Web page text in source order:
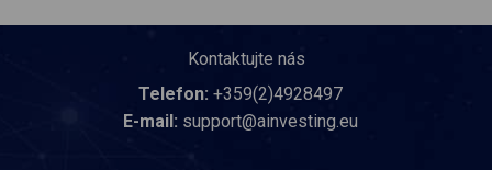
Kontaktujte nás
Telefon: +359(2)4928497
E-mail: support@ainvesting.eu